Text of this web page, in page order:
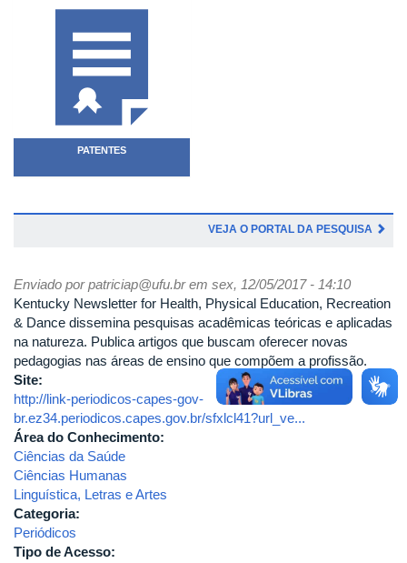
PATENTES
VEJA O PORTAL DA PESQUISA
Enviado porpatriciap@ufu.brem sex, 12/05/2017 - 14:10
Kentucky Newsletter for Health, Physical Education, Recreation
& Dance dissemina pesquisas acadêmicas teóricas e aplicadas
na natureza. Publica artigos que buscam oferecer novas
pedagogias nas áreas de ensino que compõem a profissão.
Site:
http://link-periodicos-capes-gov-
br.ez34.periodicos.capes.gov.br/sfxlcl41?url_ve...
Área do Conhecimento:
Ciências da Saúde
Ciências Humanas
Linguística, Letras e Artes
Categoria:
Periódicos
Tipo de Acesso: